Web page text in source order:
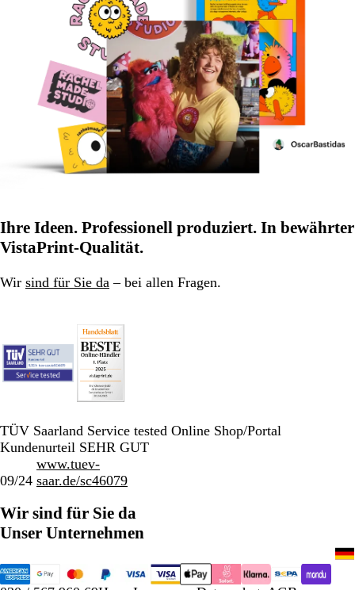
Ihre Ideen. Professionell produziert. In bewährter
VistaPrint-Qualität.
Wir sind für Sie da – bei allen Fragen.
TÜV Saarland Service tested Online Shop/Portal
Kundenurteil SEHR GUT
09/24
www.tuev-
saar.de/sc46079
Wir sind für Sie da
Unser Unternehmen